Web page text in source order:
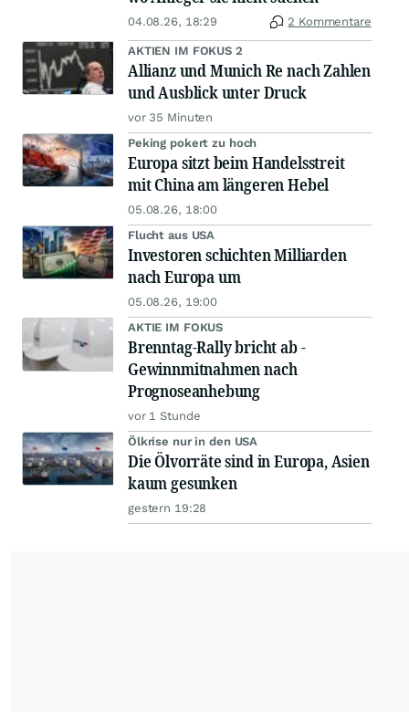
04.08.26, 18:29 2 Kommentare
AKTIEN IM FOKUS 2
Allianz und Munich Re nach Zahlen
und Ausblick unter Druck
vor 35 Minuten
Peking pokert zu hoch
Europa sitzt beim Handelsstreit
mit China am längeren Hebel
05.08.26, 18:00
Flucht aus USA
Investoren schichten Milliarden
nach Europa um
05.08.26, 19:00
AKTIE IM FOKUS
Brenntag-Rally bricht ab -
Gewinnmitnahmen nach
Prognoseanhebung
vor 1 Stunde
Ölkrise nur in den USA
Die Ölvorräte sind in Europa, Asien
kaum gesunken
gestern 19:28